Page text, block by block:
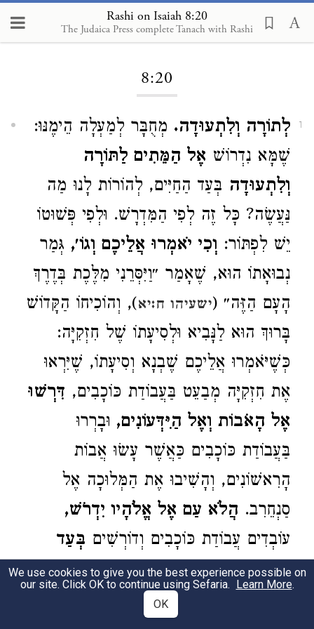
Rashi on Isaiah 8:20
The Judaica Press complete Tanach with Rashi
Loading...
8:20
1 לְתוֹרָה וְלִתְעוּדָה. מְחֻבָּר לְמַעְלָה הֵימֶנּוּ:
שֶׁמָּא נִדְרוֹשׁ אֶל הַמֵּתִים לַתּוֹרָה
וְלִתְעוּדָה בְּעַד הַחַיִּים, לְהוֹרוֹת לָנוּ מַה
נַּעֲשֶׂה? כָּל זֶה לְפִי הַמִּדְרָשׁ. וּלְפִי פְּשׁוּטוֹ
יֵשׁ לִפְתּוֹר: וְכִי יֹאמְרוּ אֲלֵיכֶם וְגוֹ׳, גְּמַר
נְבוּאָתוֹ הוּא, שֶׁאָמַר ״וַיִּסְּרֵנִי מִלֶּכֶת בְּדֶרֶךְ
הָעָם הַזֶּה״ (ישעיהו ח:יא), וְהוֹכִיחוֹ הַקָּדוֹשׁ
בָּרוּךְ הוּא לַנָּבִיא וּלְסִיעָתוֹ שֶׁל חִזְקִיָּה:
כְּשֶׁיֹּאמְרוּ אֲלֵיכֶם שֶׁבְנָא וְסִיעָתוֹ, שֶׁיִּרְאוּ
אֶת חִזְקִיָּה מְבַעֵט בַּעֲבוֹדַת כּוֹכָבִים, דִּרְשׁוּ
אֶל הָאֹבוֹת וְאֶל הַיִּדְּעוֹנִים, וּבָרְרוּ
בַּעֲבוֹדַת כּוֹכָבִים כַּאֲשֶׁר עָשׂוּ אֲבוֹת
הָרִאשׁוֹנִים, וְהָשִׁיבוּ אֶת הַמְּלוּכָה אֶל
סַנְחֵרִב. הֲלֹא עַם אֶל אֱלֹהָיו יִדְרֹשׁ,
עוֹבְדִים עֲבוֹדַת כּוֹכָבִים וְדוֹרְשִׁים בְּעַד
הַחַיִּים אֶל הַמֵּתִים,אַף אַתֶּם יֵשׁ לָכֶם
We use cookies to give you the best experience possible on
our site. Click OK to continue using Sefaria. Learn More.
OK